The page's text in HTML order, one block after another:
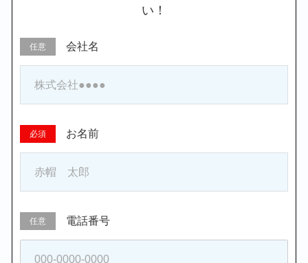
い！
任意 会社名
必須 お名前
任意 電話番号